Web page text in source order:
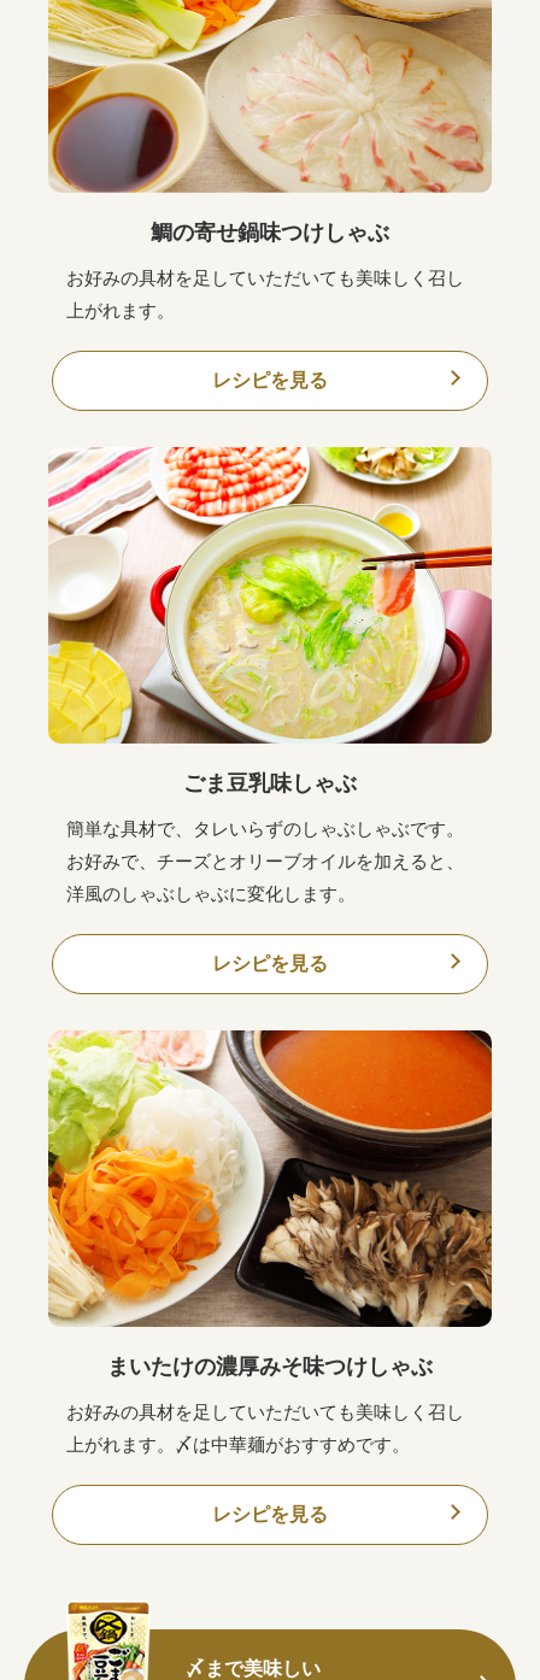
鯛の寄せ鍋味つけしゃぶ
お好みの具材を足していただいても美味しく召し
上がれます。
レシピを見る
ごま豆乳味しゃぶ
簡単な具材で、タレいらずのしゃぶしゃぶです。
お好みで、チーズとオリーブオイルを加えると、
洋風のしゃぶしゃぶに変化します。
レシピを見る
まいたけの濃厚みそ味つけしゃぶ
お好みの具材を足していただいても美味しく召し
上がれます。〆は中華麺がおすすめです。
レシピを見る
〆まで美味しい